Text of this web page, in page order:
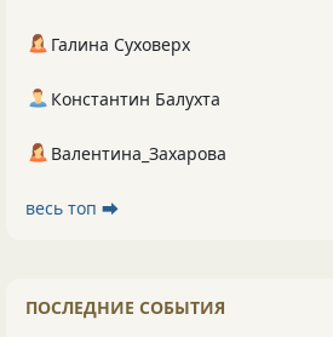
Галина Суховерх
Константин Балухта
Валентина_Захарова
весь топ ⮕
ПОСЛЕДНИЕ СОБЫТИЯ